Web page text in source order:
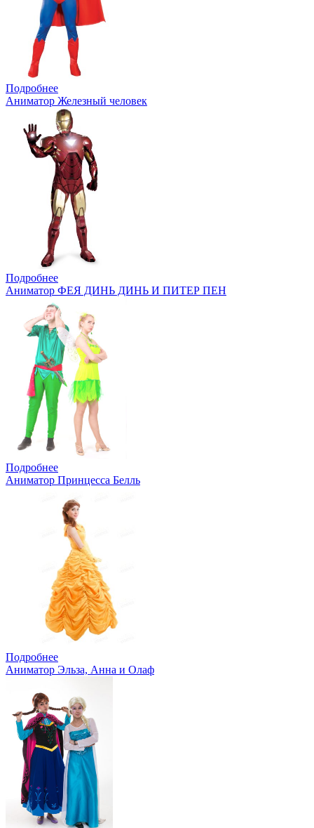
Подробнее
Аниматор Железный человек
Подробнее
Аниматор ФЕЯ ДИНЬ ДИНЬ И ПИТЕР ПЕН
Подробнее
Аниматор Принцесса Белль
Подробнее
Аниматор Эльза, Анна и Олаф